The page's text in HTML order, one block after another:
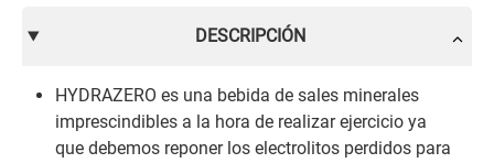
DESCRIPCIÓN
HYDRAZERO es una bebida de sales minerales
imprescindibles a la hora de realizar ejercicio ya
que debemos reponer los electrolitos perdidos para